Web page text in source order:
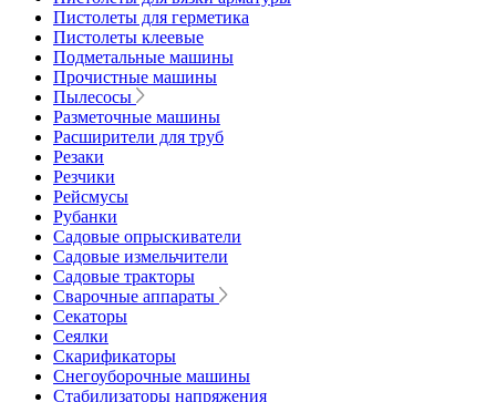
Пистолеты для герметика
Пистолеты клеевые
Подметальные машины
Прочистные машины
Пылесосы
Разметочные машины
Расширители для труб
Резаки
Резчики
Рейсмусы
Рубанки
Садовые опрыскиватели
Садовые измельчители
Садовые тракторы
Сварочные аппараты
Секаторы
Сеялки
Скарификаторы
Снегоуборочные машины
Стабилизаторы напряжения